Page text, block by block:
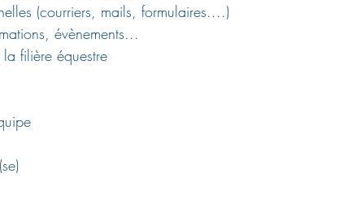
(courriers, mails, formulaires....)
évènements...
filière équestre